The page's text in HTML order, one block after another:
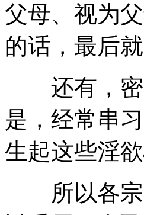
父母、视为
的话，最后
还有，密
是，经常串
生起这些淫
所以各宗